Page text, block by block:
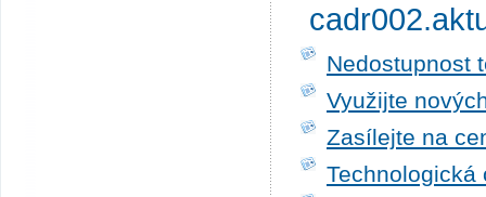
Nedostupnost
Využijte
Zasílejte na
Technologická